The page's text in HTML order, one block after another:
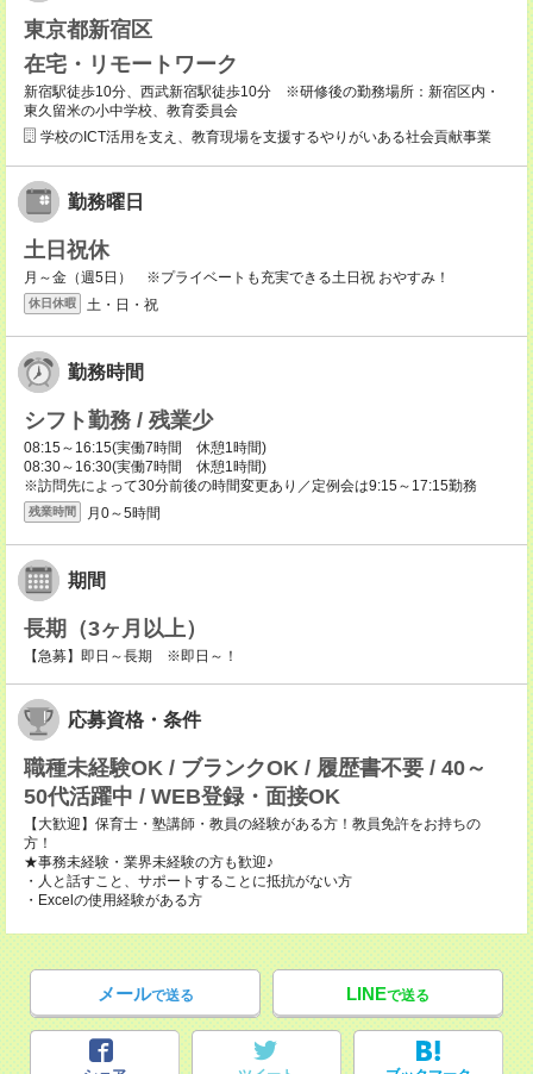
東京都新宿区
在宅・リモートワーク
新宿駅徒歩10分、西武新宿駅徒歩10分 ※研修後の勤務場所：新宿区内・
東久留米の小中学校、教育委員会
学校のICT活用を支え、教育現場を支援するやりがいある社会貢献事業
勤務曜日
土日祝休
月～金（週5日） ※プライベートも充実できる土日祝 おやすみ！
休日休暇 土・日・祝
勤務時間
シフト勤務 / 残業少
08:15～16:15(実働7時間 休憩1時間)
08:30～16:30(実働7時間 休憩1時間)
※訪問先によって30分前後の時間変更あり／定例会は9:15～17:15勤務
残業時間 月0～5時間
期間
長期（3ヶ月以上）
【急募】即日～長期 ※即日～！
応募資格・条件
職種未経験OK / ブランクOK / 履歴書不要 / 40～
50代活躍中 / WEB登録・面接OK
【大歓迎】保育士・塾講師・教員の経験がある方！教員免許をお持ちの
方！
★事務未経験・業界未経験の方も歓迎♪
・人と話すこと、サポートすることに抵抗がない方
・Excelの使用経験がある方
メールで送る LINEで送る